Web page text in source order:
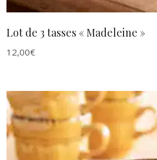
Lot de 3 tasses « Madeleine »
12,00€